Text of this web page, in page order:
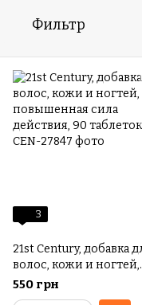
Фильтр
3
21st Century, добавка
волос, кожи и ногтей,
повышенная сила
действия, 90 таблеток
550 грн